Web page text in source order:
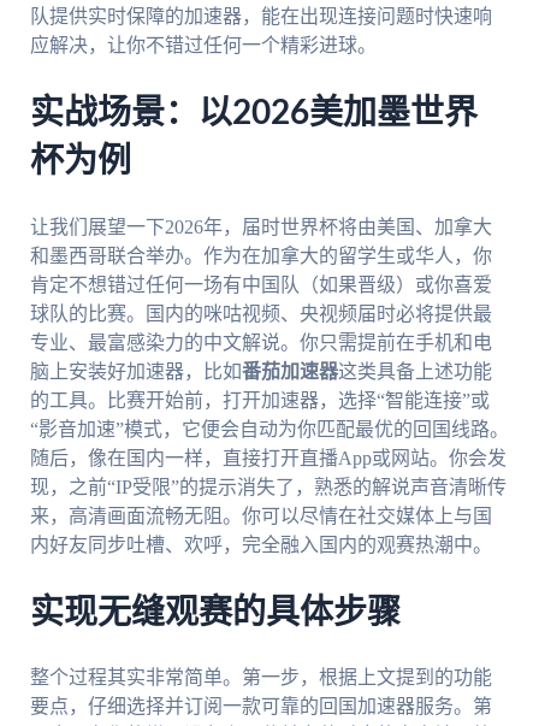
队提供实时保障的加速器，能在出现连接问题时快速响
应解决，让你不错过任何一个精彩进球。
实战场景：以2026美加墨世界
杯为例
让我们展望一下2026年，届时世界杯将由美国、加拿大
和墨西哥联合举办。作为在加拿大的留学生或华人，你
肯定不想错过任何一场有中国队（如果晋级）或你喜爱
球队的比赛。国内的咪咕视频、央视频届时必将提供最
专业、最富感染力的中文解说。你只需提前在手机和电
脑上安装好加速器，比如番茄加速器这类具备上述功能
的工具。比赛开始前，打开加速器，选择“智能连接”或
“影音加速”模式，它便会自动为你匹配最优的回国线路。
随后，像在国内一样，直接打开直播App或网站。你会发
现，之前“IP受限”的提示消失了，熟悉的解说声音清晰传
来，高清画面流畅无阻。你可以尽情在社交媒体上与国
内好友同步吐槽、欢呼，完全融入国内的观赛热潮中。
实现无缝观赛的具体步骤
整个过程其实非常简单。第一步，根据上文提到的功能
要点，仔细选择并订阅一款可靠的回国加速器服务。第